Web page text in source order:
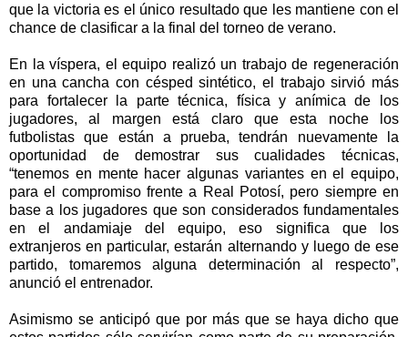
que la victoria es el único resultado que les mantiene con el
chance de clasificar a la final del torneo de verano.
En la víspera, el equipo realizó un trabajo de regeneración
en una cancha con césped sintético, el trabajo sirvió más
para fortalecer la parte técnica, física y anímica de los
jugadores, al margen está claro que esta noche los
futbolistas que están a prueba, tendrán nuevamente la
oportunidad de demostrar sus cualidades técnicas,
“tenemos en mente hacer algunas variantes en el equipo,
para el compromiso frente a Real Potosí, pero siempre en
base a los jugadores que son considerados fundamentales
en el andamiaje del equipo, eso significa que los
extranjeros en particular, estarán alternando y luego de ese
partido, tomaremos alguna determinación al respecto”,
anunció el entrenador.
Asimismo se anticipó que por más que se haya dicho que